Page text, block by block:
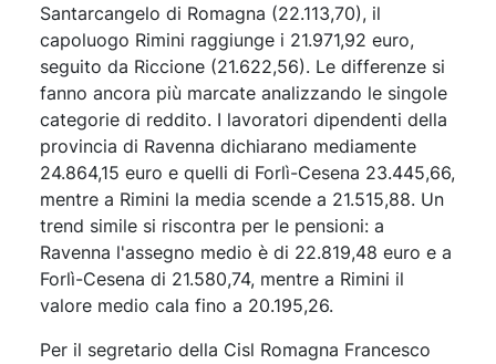
Santarcangelo di Romagna (22.113,70), il
capoluogo Rimini raggiunge i 21.971,92 euro,
seguito da Riccione (21.622,56). Le differenze si
fanno ancora più marcate analizzando le singole
categorie di reddito. I lavoratori dipendenti della
provincia di Ravenna dichiarano mediamente
24.864,15 euro e quelli di Forlì-Cesena 23.445,66,
mentre a Rimini la media scende a 21.515,88. Un
trend simile si riscontra per le pensioni: a
Ravenna l'assegno medio è di 22.819,48 euro e a
Forlì-Cesena di 21.580,74, mentre a Rimini il
valore medio cala fino a 20.195,26.
Per il segretario della Cisl Romagna Francesco